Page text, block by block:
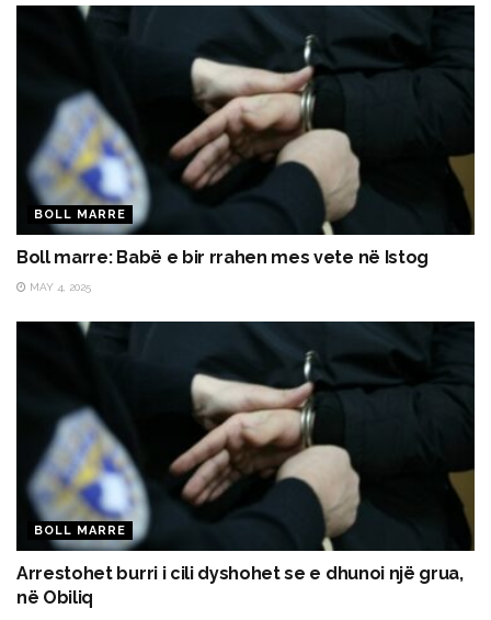
BOLL MARRE
Boll marre: Babë e bir rrahen mes vete në Istog
MAY 4, 2025
BOLL MARRE
Arrestohet burri i cili dyshohet se e dhunoi një grua,
në Obiliq